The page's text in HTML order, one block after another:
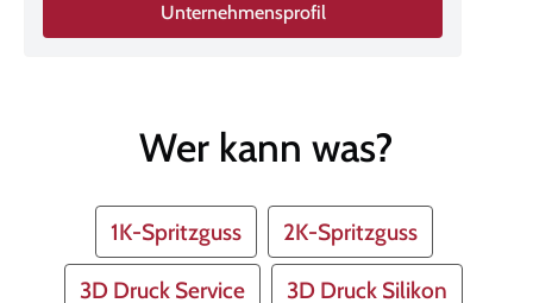
Unternehmensprofil
Wer kann was?
1K-Spritzguss 2K-Spritzguss
3D Druck Service 3D Druck Silikon